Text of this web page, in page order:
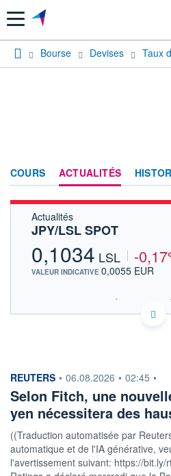
Menu
Bourse Devises Taux
COURS ACTUALITÉS
Actualités
JPY/LSL SPOT
0,1034 LSL -
VALEUR INDICATIVE 0,0055 EUR
SIX - FOREX 2 DONNÉES TEMPS
Politique d'exécution
OUVERTURE
0,1036
information fournie par
REUTERS • 06.08.2026 • 02:45 •
Selon Fitch, une
yen nécessitera des
((Traduction automatisée par
automatique et de l'IA générative,
l'avertissement suivant: https://